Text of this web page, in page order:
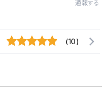
通報する
(10)